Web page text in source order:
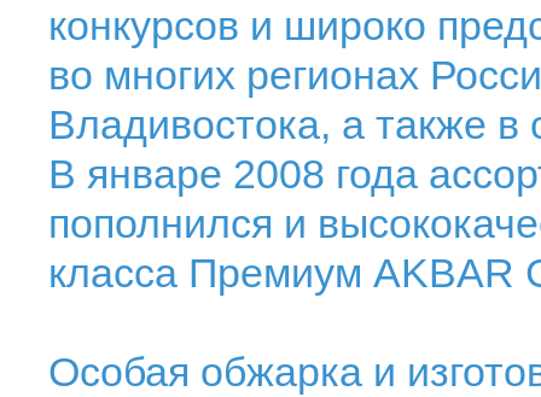
конкурсов и широко
во многих регионах
Владивостока, а также
В январе 2008 года
пополнился и
класса Премиум AKBAR
Особая обжарка и